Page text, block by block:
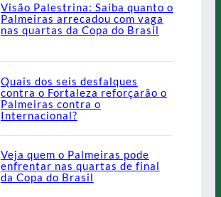
Visão Palestrina: Saiba quanto o
Palmeiras arrecadou com vaga
nas quartas da Copa do Brasil
Quais dos seis desfalques
contra o Fortaleza reforçarão o
Palmeiras contra o
Internacional?
Veja quem o Palmeiras pode
enfrentar nas quartas de final
da Copa do Brasil